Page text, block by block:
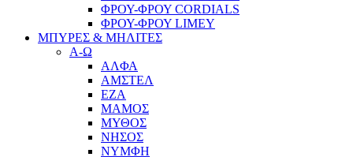
ΦΡΟΥ-ΦΡΟΥ CORDIALS
ΦΡΟΥ-ΦΡΟΥ LIMEY
ΜΠΥΡΕΣ & ΜΗΛΙΤΕΣ
Α-Ω
ΑΛΦΑ
ΑΜΣΤΕΛ
ΕΖΑ
ΜΑΜΟΣ
ΜΥΘΟΣ
ΝΗΣΟΣ
ΝΥΜΦΗ